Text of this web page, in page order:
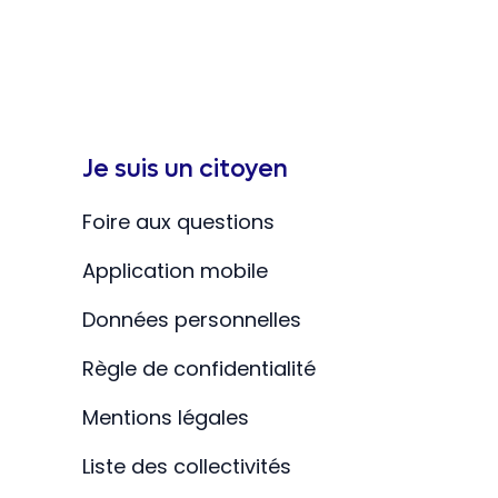
Je suis un citoyen
Foire aux questions
Application mobile
Données personnelles
Règle de confidentialité
Mentions légales
Liste des collectivités